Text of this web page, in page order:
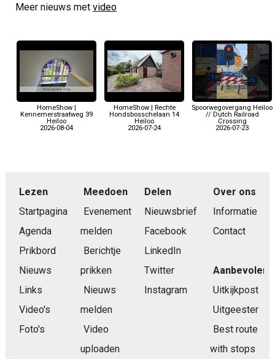
Meer nieuws met video
HomeShow |
Kennemerstraatweg 39
Heiloo
2026-08-04
HomeShow | Rechte
Hondsbosschelaan 14
Heiloo
2026-07-24
Spoorwegovergang Heiloo
// Dutch Railroad
Crossing
2026-07-23
Lezen
Startpagina
Agenda
Prikbord
Nieuws
Links
Video's
Foto's
Meedoen
Evenement
melden
Berichtje
prikken
Nieuws
melden
Video
uploaden
Delen
Nieuwsbrief
Facebook
LinkedIn
Twitter
Instagram
Over ons
Informatie
Contact
Aanbevolen
Uitkijkpost
Uitgeester
Best route
with stops